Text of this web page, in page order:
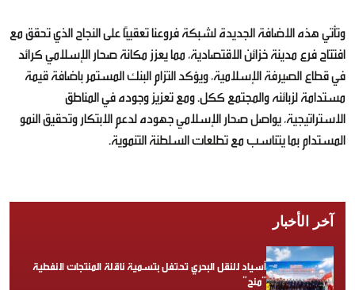
وتأتي هذه الاضافة الجديدة لشبكة فروعنا تعقيبًا على النجاح الذي تحقق مع
افتتاح فرع مدينة خزائن الاقتصادية، مما يعزز مكانة صحار الإسلامي كرائد
في قطاع الصيرفة الإسلامية، ويؤكد التزام البنك المستمر باضافة قيمة
مستدامة لزبائنه والمجتمع ككل. ومع تعزيز وجوده في المناطق
الاستراتيجية، يواصل صحار الإسلامي جهوده لدعم الابتكار وتحقيق النمو
المستدام بما يتناسب مع تطلعات السلطنة التنموية.
آخر الأخبار
أسياد للنقل البحري تحتفل بتسمية ناقلة المنتجات النفطية
“منح”